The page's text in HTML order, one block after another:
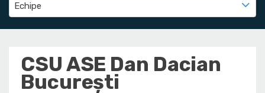
Echipe
CSU ASE Dan Dacian
București